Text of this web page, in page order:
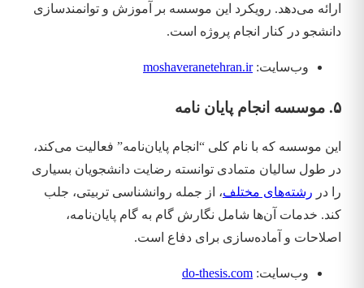
ارائه می‌دهد. رویکرد این موسسه بر آموزش و توانمندسازی
دانشجو در کنار انجام پروژه‌ است.
وب‌سایت:moshaveranetehran.ir
۵. موسسه انجام پایان نامه
این موسسه که با نام کلی “انجام پایان‌نامه” فعالیت می‌کند،
در طول سالیان متمادی توانسته رضایت دانشجویان بسیاری
را در رشته‌های مختلف، از جمله روانشناسی تربیتی، جلب
کند. خدمات آن‌ها شامل نگارش گام به گام پایان‌نامه،
اصلاحات و آماده‌سازی برای دفاع است.
وب‌سایت: do-thesis.com